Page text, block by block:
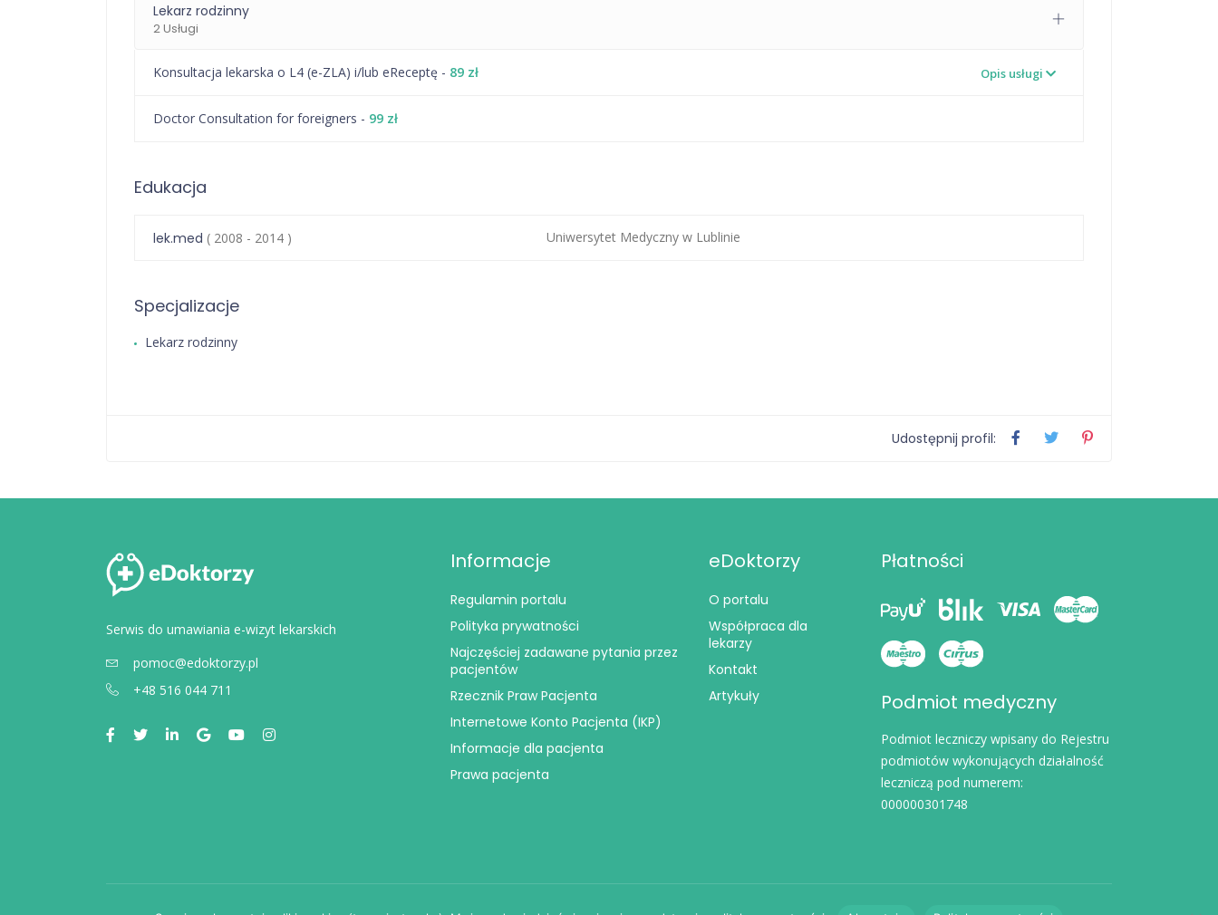
Lekarz rodzinny
2 Usługi
Konsultacja lekarska o L4 (e-ZLA) i/lub eReceptę - 89 zł Opis usługi
Doctor Consultation for foreigners - 99 zł
Edukacja
lek.med ( 2008 - 2014 ) Uniwersytet Medyczny w Lublinie
Specjalizacje
Lekarz rodzinny
Udostępnij profil:
Serwis do umawiania e-wizyt lekarskich
pomoc@edoktorzy.pl
+48 516 044 711
Informacje
Regulamin portalu
Polityka prywatności
Najczęściej zadawane pytania przez
pacjentów
Rzecznik Praw Pacjenta
Internetowe Konto Pacjenta (IKP)
Informacje dla pacjenta
Prawa pacjenta
eDoktorzy
O portalu
Współpraca dla
lekarzy
Kontakt
Artykuły
Płatności
Podmiot medyczny
Podmiot leczniczy wpisany do Rejestru
podmiotów wykonujących działalność
leczniczą pod numerem:
000000301748